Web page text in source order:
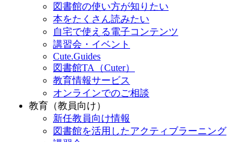
図書館の使い方が知りたい
本をたくさん読みたい
自宅で使える電子コンテンツ
講習会・イベント
Cute.Guides
図書館TA（Cuter）
教育情報サービス
オンラインでのご相談
教育（教員向け）
新任教員向け情報
図書館を活用したアクティブラーニング